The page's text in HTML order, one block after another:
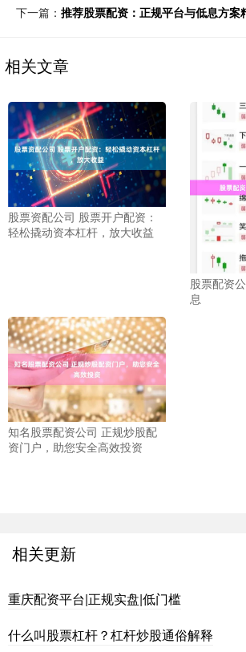
下一篇： 推荐股票配资：正规平台与低息方案
相关文章
股票资配公司 股票开户配资：
轻松撬动资本杠杆，放大收益
股票配资
息
知名股票配资公司 正规炒股配
资门户，助您安全高效投资
相关更新
重庆配资平台|正规实盘|低门槛
什么叫股票杠杆？杠杆炒股通俗解释